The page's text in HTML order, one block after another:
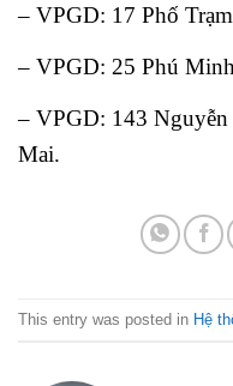
– VPGD: 17 Phố
– VPGD: 25 Phú
– VPGD: 143
Mai.
This entry was posted in Hệ